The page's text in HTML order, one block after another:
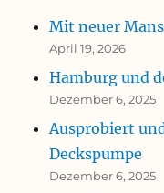
Mit neuer
April 19, 2026
Hamburg und
Dezember 6, 2025
Ausprobiert
Deckspumpe
Dezember 6, 2025